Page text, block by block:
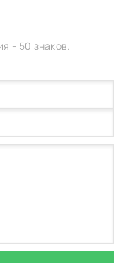
- 50 знаков.